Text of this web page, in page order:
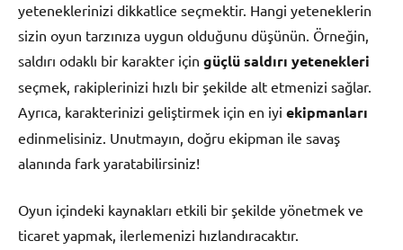
yeteneklerinizi dikkatlice seçmektir. Hangi yeteneklerin
sizin oyun tarzınıza uygun olduğunu düşünün. Örneğin,
saldırı odaklı bir karakter için güçlü saldırı yetenekleri
seçmek, rakiplerinizi hızlı bir şekilde alt etmenizi sağlar.
Ayrıca, karakterinizi geliştirmek için en iyi ekipmanları
edinmelisiniz. Unutmayın, doğru ekipman ile savaş
alanında fark yaratabilirsiniz!
Oyun içindeki kaynakları etkili bir şekilde yönetmek ve
ticaret yapmak, ilerlemenizi hızlandıracaktır.